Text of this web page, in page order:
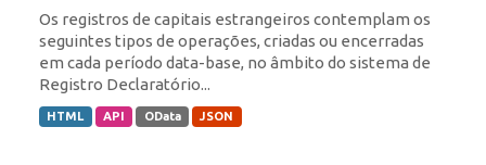
Os registros de capitais estrangeiros contemplam os
seguintes tipos de operações, criadas ou encerradas
em cada período data-base, no âmbito do sistema de
Registro Declaratório...
HTML API OData JSON